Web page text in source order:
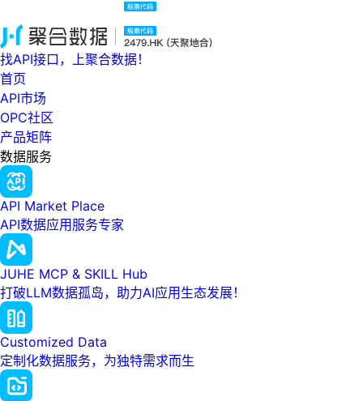
找API接口，上聚合数据！
首页
API市场
OPC社区
产品矩阵
数据服务
API Market Place
API数据应用服务专家
JUHE MCP & SKILL Hub
打破LLM数据孤岛，助力AI应用生态发展！
Customized Data
定制化数据服务，为独特需求而生